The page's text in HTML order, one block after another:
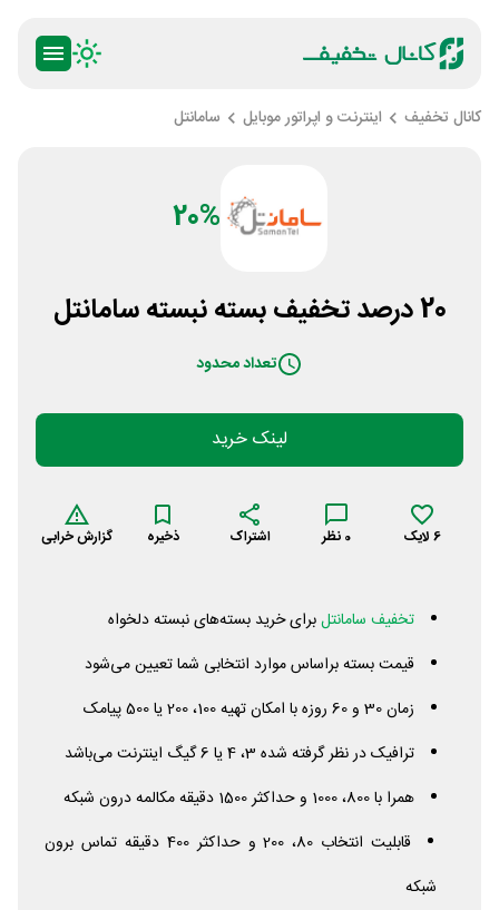
کانال تخفیف اینترنت و اپراتور موبایل سامانتل
20%
20 درصد تخفیف بسته نبسته سامانتل
تعداد محدود
لینک خرید
6 لایک 0 نظر اشتراک ذخیره گزارش خرابی
تخفیف سامانتلبرای خرید بسته‌های نبسته دلخواه
قیمت بسته براساس موارد انتخابی شما تعیین می‌شود
زمان 30 و 60 روزه با امکان تهیه 100، 200 یا 500 پیامک
ترافیک در نظر گرفته شده 3، 4 یا 6 گیگ اینترنت می‌باشد
همرا با 800، 1000 و حداکثر 1500 دقیقه مکالمه درون شبکه
قابلیت انتخاب 80، 200 و حداکثر 400 دقیقه تماس برون
شبکه